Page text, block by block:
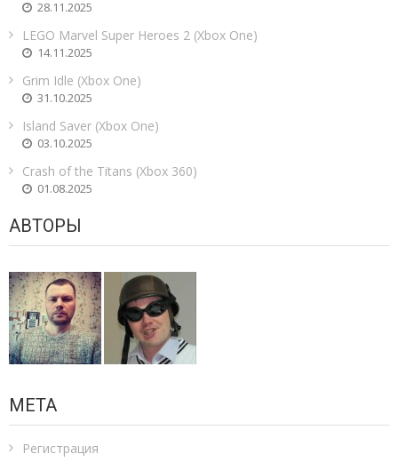
28.11.2025
LEGO Marvel Super Heroes 2 (Xbox One)
14.11.2025
Grim Idle (Xbox One)
31.10.2025
Island Saver (Xbox One)
03.10.2025
Crash of the Titans (Xbox 360)
01.08.2025
АВТОРЫ
МЕТА
Регистрация